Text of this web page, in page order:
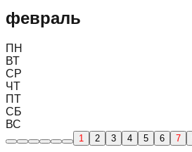
февраль
ПН
ВТ
СР
ЧТ
ПТ
СБ
ВС
1 2 3 4 5 6 7